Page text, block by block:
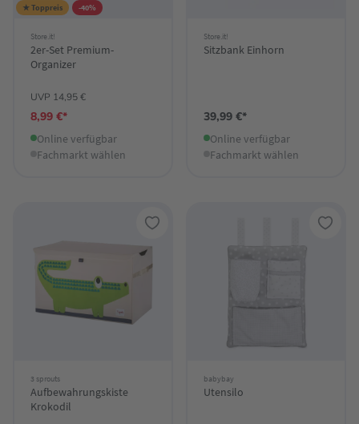
★ Toppreis -40%
Store.it!
2er-Set Premium-
Organizer
UVP 14,95 €
8,99 €*
Online verfügbar
Fachmarkt wählen
Store.it!
Sitzbank Einhorn
39,99 €*
Online verfügbar
Fachmarkt wählen
3 sprouts
Aufbewahrungskiste
Krokodil
babybay
Utensilo